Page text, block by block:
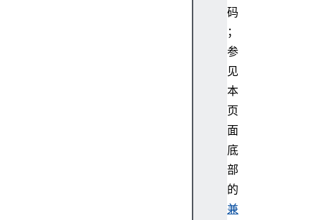
码
；
参
见
本
页
面
底
部
的
兼